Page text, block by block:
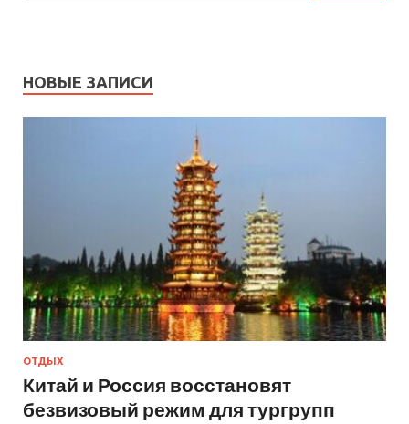
НОВЫЕ ЗАПИСИ
ОТДЫХ
Китай и Россия восстановят
безвизовый режим для тургрупп